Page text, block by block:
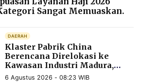
SERVICE
Sangat Memuaskan.
DAERAH
Klaster Pabrik China
Berencana Direlokasi ke
Kawasan Industri Madura,
Bangkalan
6 Agustus 2026 - 08:23 WIB